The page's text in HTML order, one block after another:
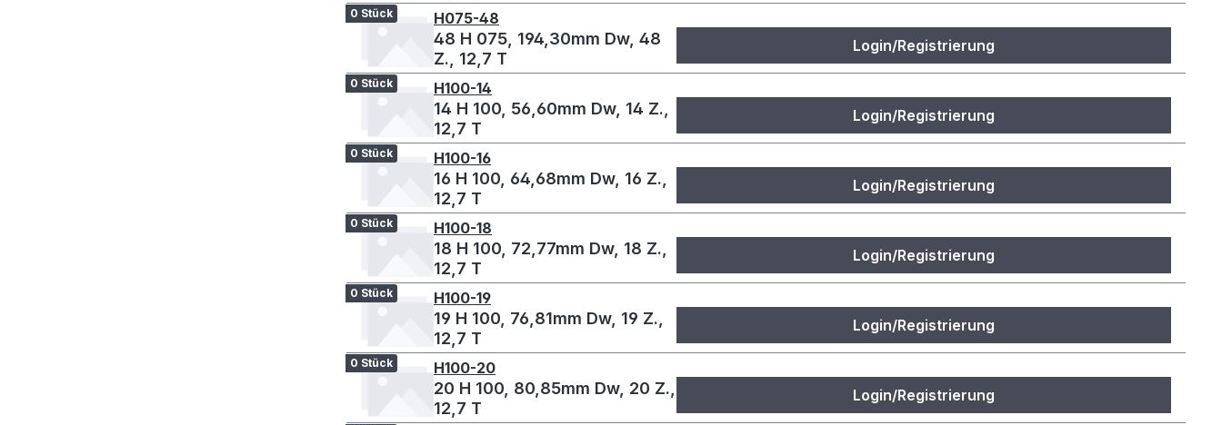
0 Stück H075-48
48 H 075, 194,30mm Dw, 48
Z., 12,7 T
Login/Registrierung
0 Stück H100-14
14 H 100, 56,60mm Dw, 14 Z.,
12,7 T
Login/Registrierung
0 Stück H100-16
16 H 100, 64,68mm Dw, 16 Z.,
12,7 T
Login/Registrierung
0 Stück H100-18
18 H 100, 72,77mm Dw, 18 Z.,
12,7 T
Login/Registrierung
0 Stück H100-19
19 H 100, 76,81mm Dw, 19 Z.,
12,7 T
Login/Registrierung
0 Stück H100-20
20 H 100, 80,85mm Dw, 20 Z.,
12,7 T
Login/Registrierung